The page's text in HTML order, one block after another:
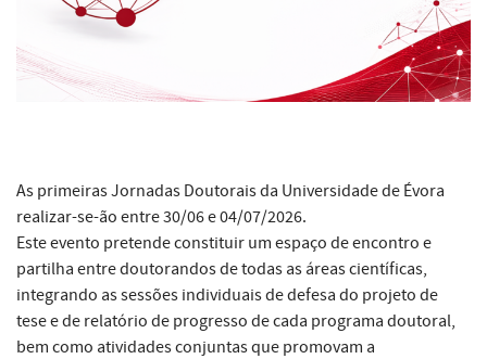
As primeiras Jornadas Doutorais da Universidade de Évora
realizar-se-ão entre 30/06 e 04/07/2026.
Este evento pretende constituir um espaço de encontro e
partilha entre doutorandos de todas as áreas científicas,
integrando as sessões individuais de defesa do projeto de
tese e de relatório de progresso de cada programa doutoral,
bem como atividades conjuntas que promovam a